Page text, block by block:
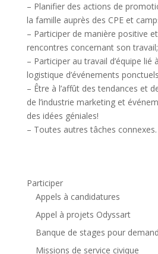
– Planifier des actions de
la famille auprès des CPE et
– Participer de manière positive
rencontres concernant son travail;
– Participer au travail d’équipe lié
logistique d’événements
– Être à l’affût des tendances et
de l’industrie marketing et
des idées géniales!
– Toutes autres tâches connexes.
Participer
Appels à candidatures
Appel à projets Odyssart
Banque de stages pour
Missions de service civique